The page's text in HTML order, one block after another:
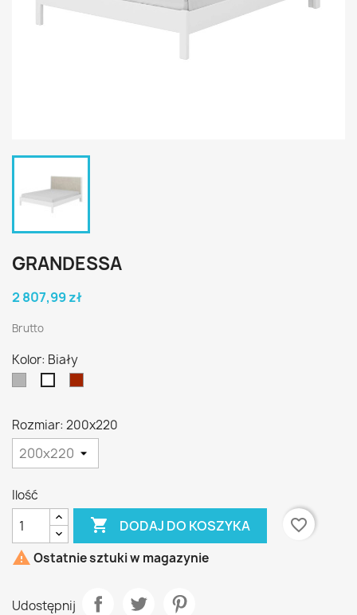
GRANDESSA
2 807,99 zł
Brutto
Kolor: Biały
Rozmiar: 200x220
Ilość
 DODAJ DO KOSZYKA
favorite_border
 Ostatnie sztuki w magazynie
Udostępnij